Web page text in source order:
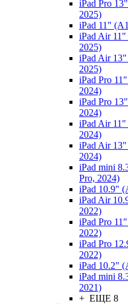
iPad Pro
2025)
iPad 11"
iPad Air
2025)
iPad Air
2025)
iPad Pro
2024)
iPad Pro
2024)
iPad Air
2024)
iPad Air
2024)
iPad mini
Pro, 2024)
iPad 10.9"
iPad Air
2022)
iPad Pro
2022)
iPad Pro
2022)
iPad 10.2"
iPad mini
2021)
+ ЕЩЕ 8